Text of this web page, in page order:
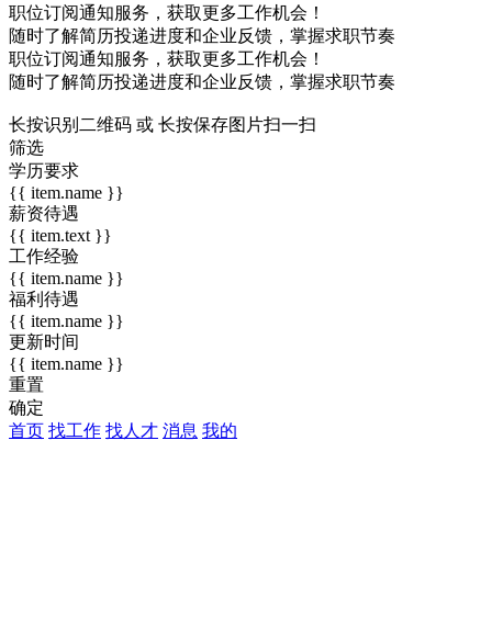
职位订阅通知服务，获取更多工作机会！
随时了解简历投递进度和企业反馈，掌握求职节奏
职位订阅通知服务，获取更多工作机会！
随时了解简历投递进度和企业反馈，掌握求职节奏
长按识别二维码 或 长按保存图片扫一扫
筛选
学历要求
{{ item.name }}
薪资待遇
{{ item.text }}
工作经验
{{ item.name }}
福利待遇
{{ item.name }}
更新时间
{{ item.name }}
重置
确定
首页 找工作 找人才 消息 我的